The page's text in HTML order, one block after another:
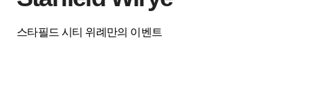
스타필드 시티 위례만의 이벤트